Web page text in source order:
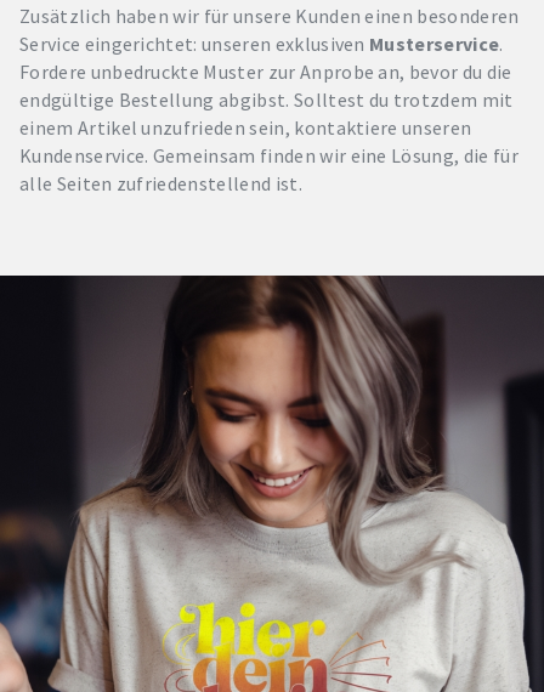
Zusätzlich haben wir für unsere Kunden einen besonderen
Service eingerichtet: unseren exklusiven Musterservice.
Fordere unbedruckte Muster zur Anprobe an, bevor du die
endgültige Bestellung abgibst. Solltest du trotzdem mit
einem Artikel unzufrieden sein, kontaktiere unseren
Kundenservice. Gemeinsam finden wir eine Lösung, die für
alle Seiten zufriedenstellend ist.